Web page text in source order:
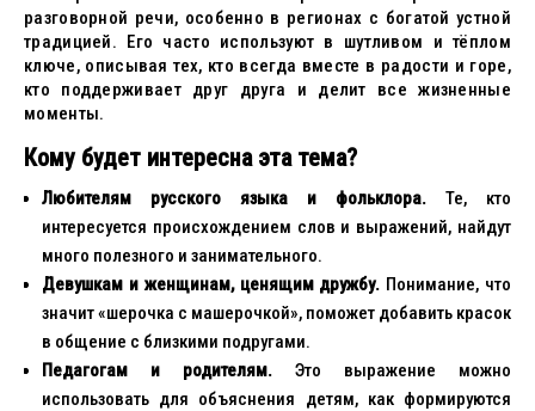
разговорной речи, особенно в регионах с богатой устной
традицией. Его часто используют в шутливом и тёплом
ключе, описывая тех, кто всегда вместе в радости и горе,
кто поддерживает друг друга и делит все жизненные
моменты.
Кому будет интересна эта тема?
Любителям русского языка и фольклора. Те, кто
интересуется происхождением слов и выражений, найдут
много полезного и занимательного.
Девушкам и женщинам, ценящим дружбу. Понимание, что
значит «шерочка с машерочкой», поможет добавить красок
в общение с близкими подругами.
Педагогам и родителям. Это выражение можно
использовать для объяснения детям, как формируются